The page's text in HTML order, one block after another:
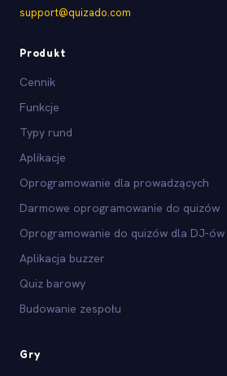
support@quizado.com
Produkt
Cennik
Funkcje
Typy rund
Aplikacje
Oprogramowanie dla prowadzących
Darmowe oprogramowanie do quizów
Oprogramowanie do quizów dla DJ-ów
Aplikacja buzzer
Quiz barowy
Budowanie zespołu
Gry